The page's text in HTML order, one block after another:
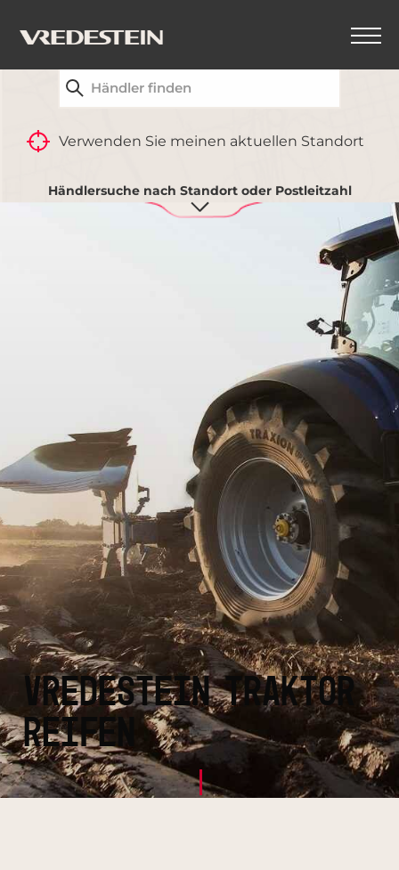
VREDESTEIN-HÄNDLER
Verwenden Sie meinen aktuellen Standort
Händlersuche nach Standort oder Postleitzahl
VREDESTEIN TRAKTOR
REIFEN